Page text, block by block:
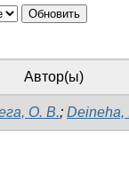
Автор(ы)
О. В.; Deineha,